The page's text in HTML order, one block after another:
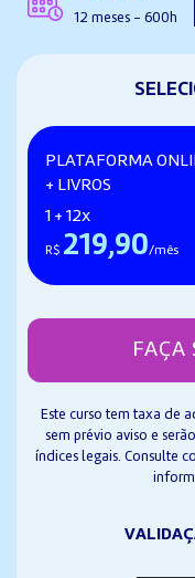
12 meses - 600h
PLATAFORMA
+ LIVROS
1 + 12x
R$ 219,90/mês
FAÇA
Este curso tem taxa de
sem prévio aviso e
índices legais. Consulte